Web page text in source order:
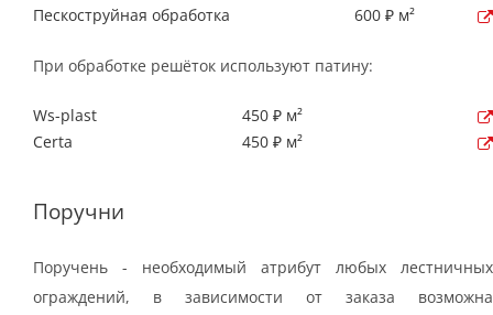
Пескоструйная обработка
600 ₽ м²
При обработке решёток используют патину:
Ws-plast
450 ₽ м²
Certa
450 ₽ м²
Поручни
Поручень - необходимый атрибут любых лестничных
ограждений, в зависимости от заказа возможна